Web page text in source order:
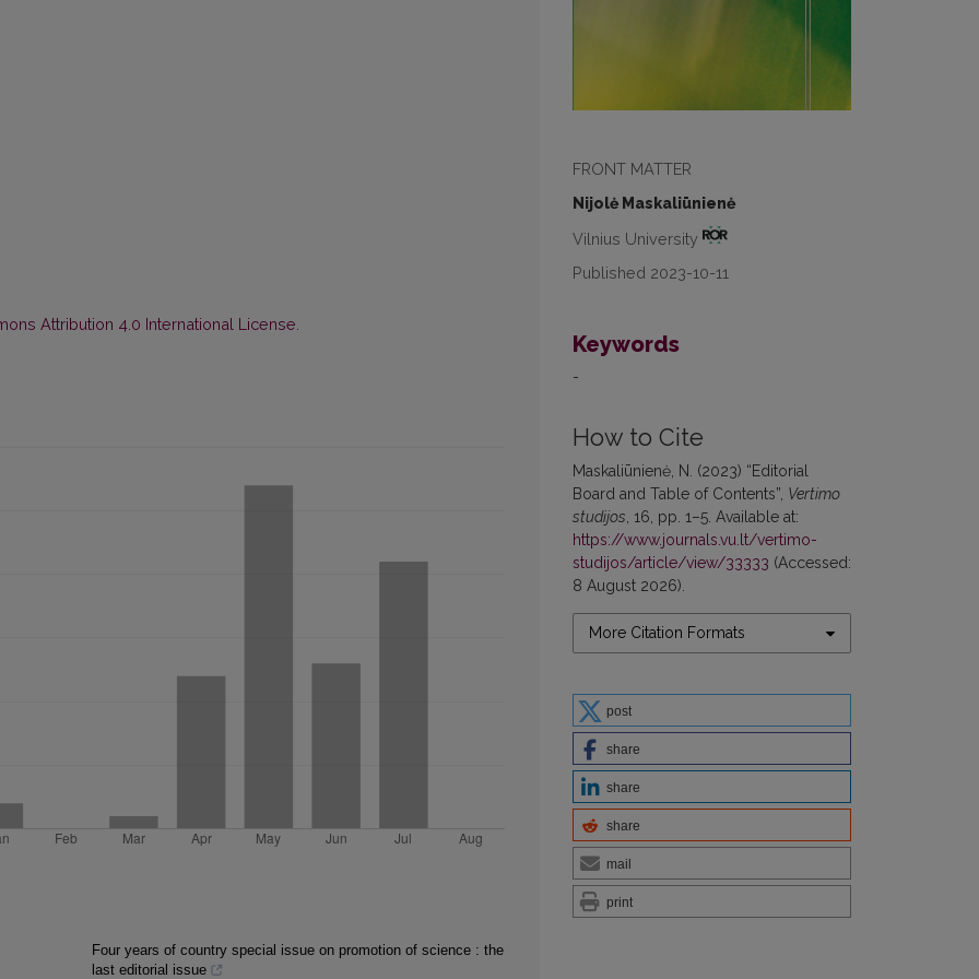
FRONT MATTER
Nijolė Maskaliūnienė
Vilnius University
Published 2023-10-11
Keywords
-
How to Cite
Maskaliūnienė, N. (2023) “Editorial
Board and Table of Contents”, Vertimo
studijos, 16, pp. 1–5. Available at:
https://www.journals.vu.lt/vertimo-
studijos/article/view/33333 (Accessed:
8 August 2026).
More Citation Formats
post
share
share
share
mail
print
Attribution 4.0 International License
Four years of country special issue on promotion of science : the
last editorial issue